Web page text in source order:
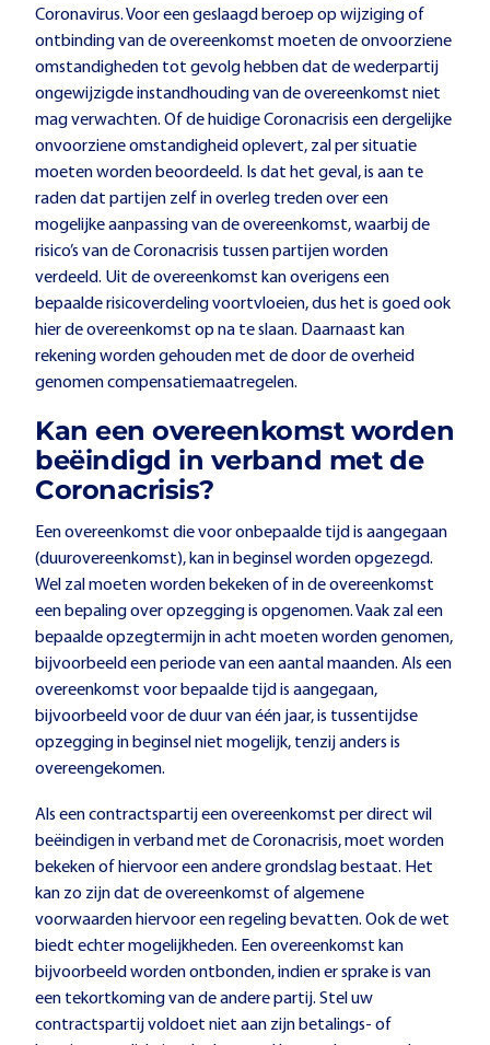
Coronavirus. Voor een geslaagd beroep op wijziging of
ontbinding van de overeenkomst moeten de onvoorziene
omstandigheden tot gevolg hebben dat de wederpartij
ongewijzigde instandhouding van de overeenkomst niet
mag verwachten. Of de huidige Coronacrisis een dergelijke
onvoorziene omstandigheid oplevert, zal per situatie
moeten worden beoordeeld. Is dat het geval, is aan te
raden dat partijen zelf in overleg treden over een
mogelijke aanpassing van de overeenkomst, waarbij de
risico’s van de Coronacrisis tussen partijen worden
verdeeld. Uit de overeenkomst kan overigens een
bepaalde risicoverdeling voortvloeien, dus het is goed ook
hier de overeenkomst op na te slaan. Daarnaast kan
rekening worden gehouden met de door de overheid
genomen compensatiemaatregelen.
Kan een overeenkomst worden
beëindigd in verband met de
Coronacrisis?
Een overeenkomst die voor onbepaalde tijd is aangegaan
(duurovereenkomst), kan in beginsel worden opgezegd.
Wel zal moeten worden bekeken of in de overeenkomst
een bepaling over opzegging is opgenomen. Vaak zal een
bepaalde opzegtermijn in acht moeten worden genomen,
bijvoorbeeld een periode van een aantal maanden. Als een
overeenkomst voor bepaalde tijd is aangegaan,
bijvoorbeeld voor de duur van één jaar, is tussentijdse
opzegging in beginsel niet mogelijk, tenzij anders is
overeengekomen.
Als een contractspartij een overeenkomst per direct wil
beëindigen in verband met de Coronacrisis, moet worden
bekeken of hiervoor een andere grondslag bestaat. Het
kan zo zijn dat de overeenkomst of algemene
voorwaarden hiervoor een regeling bevatten. Ook de wet
biedt echter mogelijkheden. Een overeenkomst kan
bijvoorbeeld worden ontbonden, indien er sprake is van
een tekortkoming van de andere partij. Stel uw
contractspartij voldoet niet aan zijn betalings- of